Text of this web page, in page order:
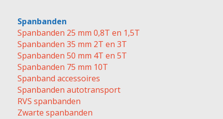
Spanbanden
Spanbanden 25 mm 0,8T en 1,5T
Spanbanden 35 mm 2T en 3T
Spanbanden 50 mm 4T en 5T
Spanbanden 75 mm 10T
Spanband accessoires
Spanbanden autotransport
RVS spanbanden
Zwarte spanbanden